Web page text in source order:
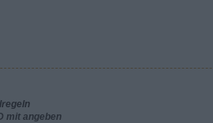
mit angeben